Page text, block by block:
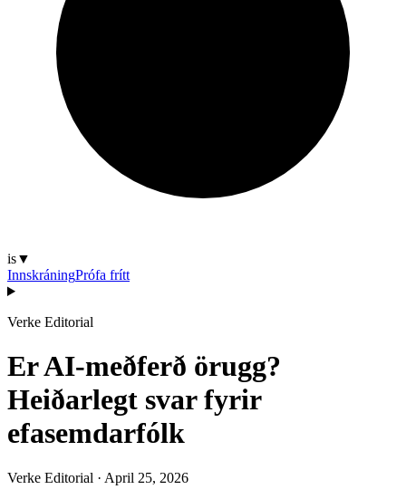
is▼
InnskráningPrófa frítt
Verke Editorial
Er AI-meðferð örugg?
Heiðarlegt svar fyrir
efasemdarfólk
Verke Editorial · April 25, 2026